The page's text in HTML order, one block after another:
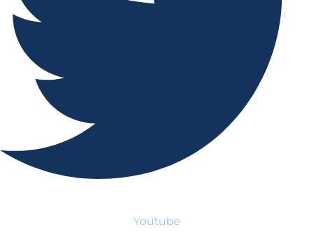
Youtube